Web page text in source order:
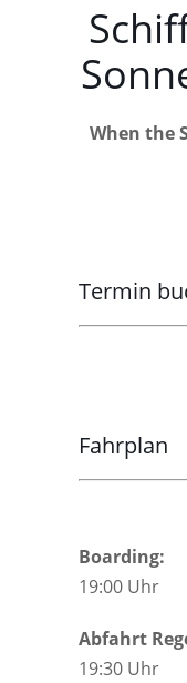
When the
Termin
Fahrplan
Boarding:
19:00 Uhr
Abfahrt
19:30 Uhr